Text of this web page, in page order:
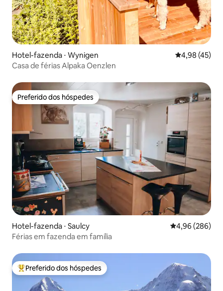
Hotel-fazenda ⋅ Wynigen 4,98 de uma
4,98 (45)
Casa de férias Alpaka Oenzlen
Preferido dos hóspedes
Preferido dos hóspedes
Hotel-fazenda ⋅ Saulcy 4,96 de uma
4,96 (286)
Férias em fazenda em família
Entre os melhores preferidos dos hóspedes
Preferido dos hóspedes